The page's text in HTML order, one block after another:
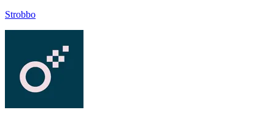
Strobbo